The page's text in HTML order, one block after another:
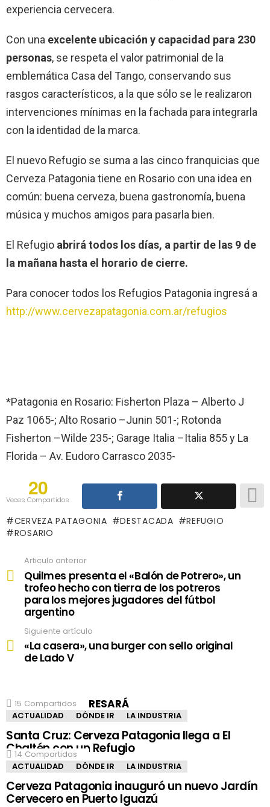
experiencia cervecera.
Con una excelente ubicación y capacidad para 230
personas, se respeta el valor patrimonial de la
emblemática Casa del Tango, conservando sus
rasgos característicos, a la que sólo se le realizaron
intervenciones mínimas en la fachada para integrarla
con la identidad de la marca.
El nuevo Refugio se suma a las cinco franquicias que
Cerveza Patagonia tiene en Rosario con una idea en
común: buena cerveza, buena gastronomía, buena
música y muchos amigos para pasarla bien.
El Refugio abrirá todos los días, a partir de las 9 de
la mañana hasta el horario de cierre.
Para conocer todos los Refugios Patagonia ingresá a
http://www.cervezapatagonia.com.ar/refugios
*Patagonia en Rosario: Fisherton Plaza – Alberto J
Paz 1065-; Alto Rosario –Junin 501-; Rotonda
Fisherton –Wilde 235-; Garage Italia –Italia 855 y La
Florida – Av. Eudoro Carrasco 2035-
20
Veces Compartidos
CERVEZA PATAGONIA DESTACADA
REFUGIO
ROSARIO
more
Articulo anterior
Quilmes presenta el «Balón de Potrero», un
trofeo hecho con tierra de los potreros
para los mejores jugadores del fútbol
argentino
Siguiente artículo
«La casera», una burger con sello original
de Lado V
SEGURO TE INTERESARÁ
15 Compartidos
ACTUALIDAD
DÓNDE IR LA INDUSTRIA
Santa Cruz: Cerveza Patagonia llega a El
Chaltén con un Refugio
14 Compartidos
ACTUALIDAD
DÓNDE IR LA INDUSTRIA
Cerveza Patagonia inauguró un nuevo Jardín
Cervecero en Puerto Iguazú